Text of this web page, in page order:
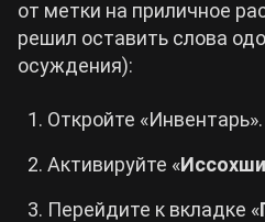
от метки на приличное
решил оставить слова
осуждения):
Откройте «Инвентарь».
Активируйте «
Перейдите к вкладке «